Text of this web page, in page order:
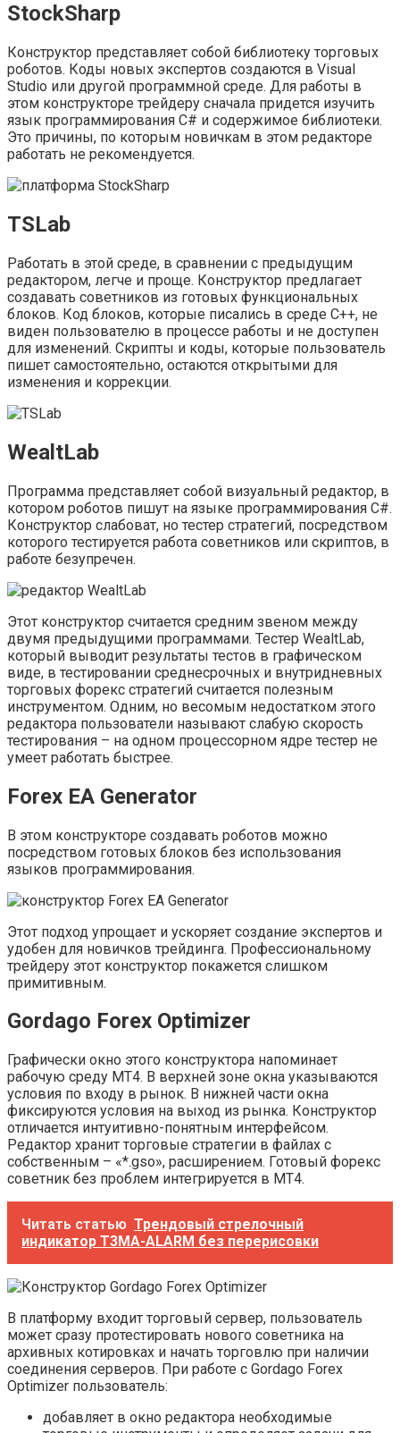
StockSharp
Конструктор представляет собой библиотеку торговых
роботов. Коды новых экспертов создаются в Visual
Studio или другой программной среде. Для работы в
этом конструкторе трейдеру сначала придется изучить
язык программирования С# и содержимое библиотеки.
Это причины, по которым новичкам в этом редакторе
работать не рекомендуется.
TSLab
Работать в этой среде, в сравнении с предыдущим
редактором, легче и проще. Конструктор предлагает
создавать советников из готовых функциональных
блоков. Код блоков, которые писались в среде С++, не
виден пользователю в процессе работы и не доступен
для изменений. Скрипты и коды, которые пользователь
пишет самостоятельно, остаются открытыми для
изменения и коррекции.
WealtLab
Программа представляет собой визуальный редактор, в
котором роботов пишут на языке программирования С#.
Конструктор слабоват, но тестер стратегий, посредством
которого тестируется работа советников или скриптов, в
работе безупречен.
Этот конструктор считается средним звеном между
двумя предыдущими программами. Тестер WealtLab,
который выводит результаты тестов в графическом
виде, в тестировании среднесрочных и внутридневных
торговых форекс стратегий считается полезным
инструментом. Одним, но весомым недостатком этого
редактора пользователи называют слабую скорость
тестирования – на одном процессорном ядре тестер не
умеет работать быстрее.
Forex EA Generator
В этом конструкторе создавать роботов можно
посредством готовых блоков без использования
языков программирования.
Этот подход упрощает и ускоряет создание экспертов и
удобен для новичков трейдинга. Профессиональному
трейдеру этот конструктор покажется слишком
примитивным.
Gordago Forex Optimizer
Графически окно этого конструктора напоминает
рабочую среду МТ4. В верхней зоне окна указываются
условия по входу в рынок. В нижней части окна
фиксируются условия на выход из рынка. Конструктор
отличается интуитивно-понятным интерфейсом.
Редактор хранит торговые стратегии в файлах с
собственным – «*.gso», расширением. Готовый форекс
советник без проблем интегрируется в МТ4.
Читать статью Трендовый стрелочный
индикатор T3MA-ALARM без перерисовки
В платформу входит торговый сервер, пользователь
может сразу протестировать нового советника на
архивных котировках и начать торговлю при наличии
соединения серверов. При работе с Gordago Forex
Optimizer пользователь:
добавляет в окно редактора необходимые